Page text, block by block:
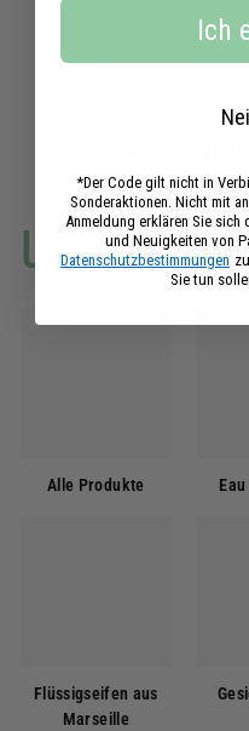
9
Unsere
Alle Produkte
Flüssigseifen aus
Marseille
Ich
*Der Code gilt nicht in
Sonderaktionen. Nicht mit
Anmeldung erklären Sie sich
und Neuigkeiten von
Datenschutzbestimmungen
Sie tun